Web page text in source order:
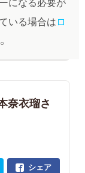
いる場合はロ
奈衣瑠さ
シェア